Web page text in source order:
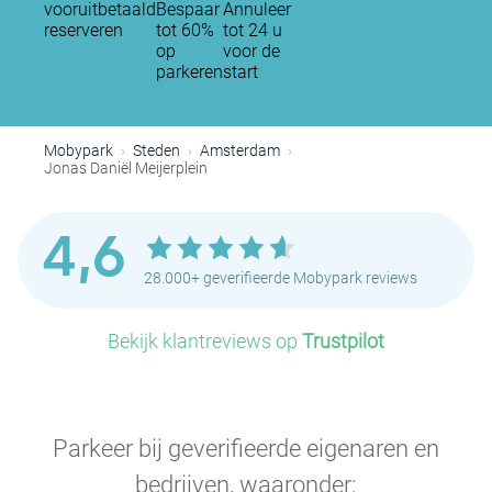
vooruitbetaald
reserveren
Bespaar
tot 60%
op
parkeren
Annuleer
tot 24 u
voor de
start
Mobypark Steden
Amsterdam
Jonas Daniël Meijerplein
4,6 28.000+ geverifieerde Mobypark reviews
Bekijk klantreviews op Trustpilot
Parkeer bij geverifieerde eigenaren en
bedrijven, waaronder:
PP
P
P